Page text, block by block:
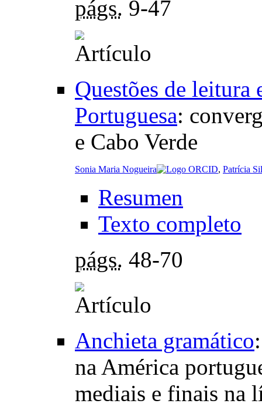
págs. 9-47
Questões de leitura
Portuguesa:
e Cabo Verde
Sonia Maria Nogueira , Patrícia
Resumen
Texto completo
págs. 48-70
Anchieta gramático
na América
mediais e finais na